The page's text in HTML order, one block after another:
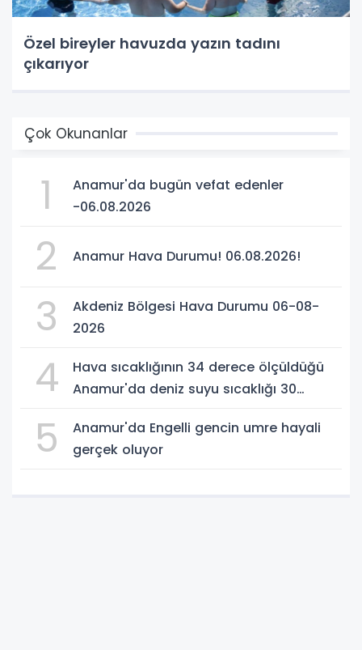
Özel bireyler havuzda yazın tadını
çıkarıyor
Çok Okunanlar
1
Anamur'da bugün vefat edenler
-06.08.2026
2 Anamur Hava Durumu! 06.08.2026!
3
Akdeniz Bölgesi Hava Durumu 06-08-
2026
4
Hava sıcaklığının 34 derece ölçüldüğü
Anamur'da deniz suyu sıcaklığı 30
5
Anamur'da Engelli gencin umre hayali
gerçek oluyor